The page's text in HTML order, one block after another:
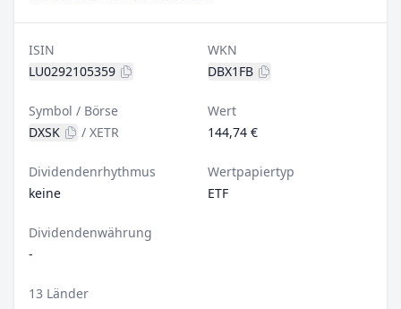
ISIN
LU0292105359
WKN
DBX1FB
Symbol / Börse
DXSK
/ XETR
Wert
144,74 €
Dividendenrhythmus
keine
Wertpapiertyp
ETF
Dividendenwährung
-
13 Länder